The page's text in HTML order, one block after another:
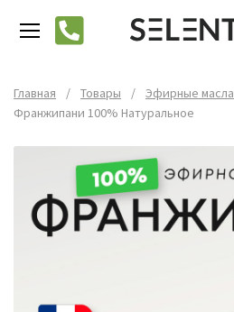
Главная / Товары / Эфирные масла
Франжипани 100% Натуральное